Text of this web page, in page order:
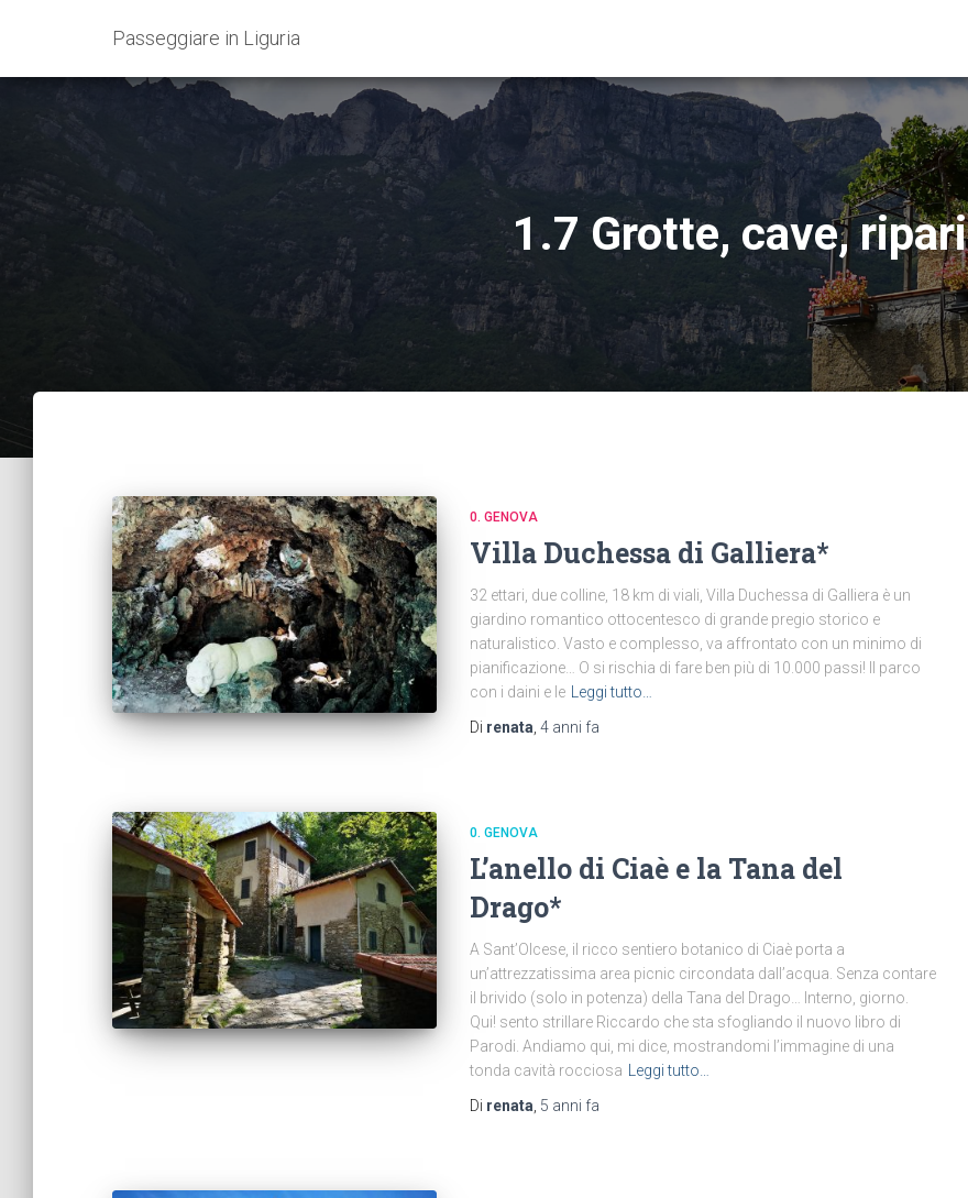
Passeggiare in Liguria
1.7 Grotte, cave, ripari
0. GENOVA
Villa Duchessa di Galliera*
32 ettari, due colline, 18 km di viali, Villa Duchessa di Galliera è un
giardino romantico ottocentesco di grande pregio storico e
naturalistico. Vasto e complesso, va affrontato con un minimo di
pianificazione… O si rischia di fare ben più di 10.000 passi! Il parco
con i daini e le
Leggi tutto…
Di renata 4 anni fa
0. GENOVA
L’anello di Ciaè e la Tana del
Drago*
A Sant’Olcese, il ricco sentiero botanico di Ciaè porta a
un’attrezzatissima area picnic circondata dall’acqua. Senza contare
il brivido (solo in potenza) della Tana del Drago… Interno, giorno.
Qui! sento strillare Riccardo che sta sfogliando il nuovo libro di
Parodi. Andiamo qui, mi dice, mostrandomi l’immagine di una
tonda cavità rocciosa
Leggi tutto…
Di renata 5 anni fa